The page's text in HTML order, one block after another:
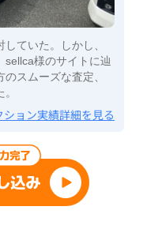
ていた。しかし、
sellca様のサイトに辿
スムーズな査定、
ション実績詳細を見る